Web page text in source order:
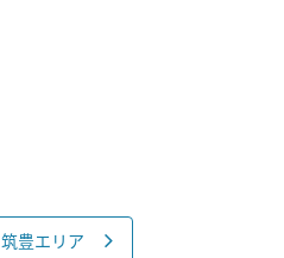
筑豊エリア